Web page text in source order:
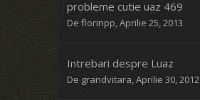
probleme cutie uaz 469
Deflorinpp,Aprilie 25, 2013
Intrebari despre Luaz
De grandvitara,Aprilie 30, 2012